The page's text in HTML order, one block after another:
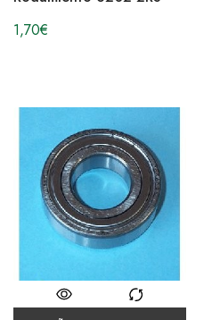
1,70€